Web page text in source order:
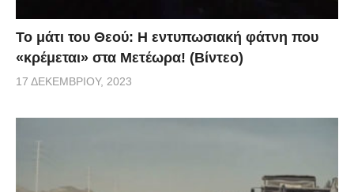
Το μάτι του Θεού: Η εντυπωσιακή φάτνη που
«κρέμεται» στα Μετέωρα! (Βίντεο)
17 ΔΕΚΕΜΒΡΊΟΥ, 2023